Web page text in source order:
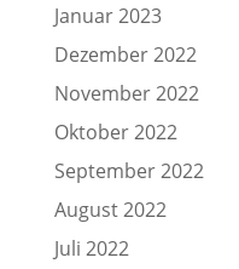
Januar 2023
Dezember 2022
November 2022
Oktober 2022
September 2022
August 2022
Juli 2022